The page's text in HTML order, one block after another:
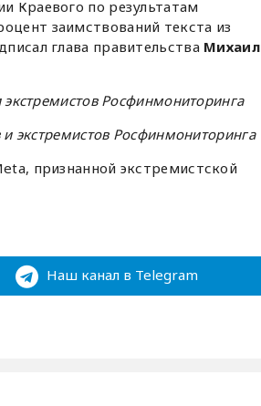
Краевого по результатам
заимствований текста из
глава правительства Михаил
Росфинмониторинга
экстремистов Росфинмониторинга
признанной экстремистской
Наш канал в Telegram